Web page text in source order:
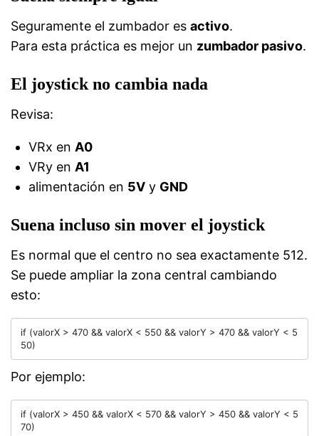
Seguramente el zumbador es activo.
Para esta práctica es mejor un zumbador pasivo.
El joystick no cambia nada
Revisa:
VRx en A0
VRy en A1
alimentación en 5V y GND
Suena incluso sin mover el joystick
Es normal que el centro no sea exactamente 512.
Se puede ampliar la zona central cambiando
esto:
if (valorX > 470 && valorX < 550 && valorY > 470 && valorY < 5
Por ejemplo:
if (valorX > 450 && valorX < 570 && valorY > 450 && valorY < 5